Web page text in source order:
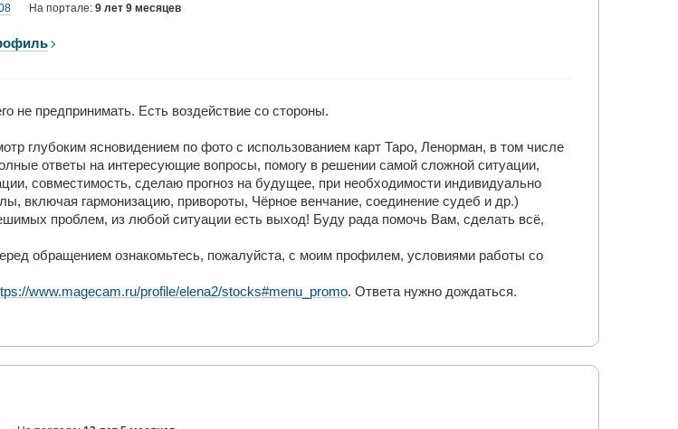
На портале: 9 лет 9 месяцев
не предпринимать. Есть воздействие со стороны.
глубоким ясновидением по фото с использованием карт Таро, Ленорман, в том числе
ответы на интересующие вопросы, помогу в решении самой сложной ситуации,
совместимость, сделаю прогноз на будущее, при необходимости индивидуально
включая гармонизацию, привороты, Чёрное венчание, соединение судеб и др.)
проблем, из любой ситуации есть выход! Буду рада помочь Вам, сделать всё,
обращением ознакомьтесь, пожалуйста, с моим профилем, условиями работы со
www.magecam.ru/profile/elena2/stocks#menu_promo. Ответа нужно дождаться.